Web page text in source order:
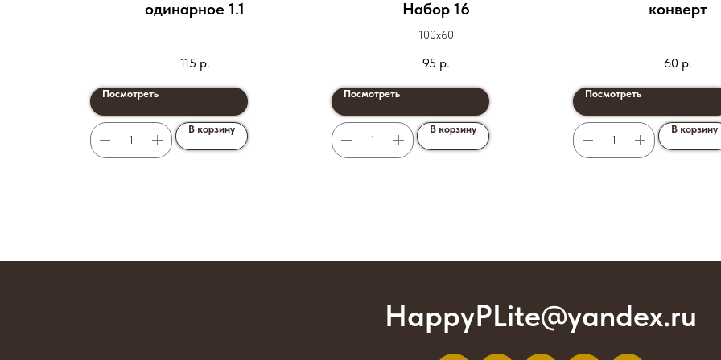
одинарное 1.1
115 р.
Посмотреть
В корзину
Набор 16
100х60
95 р.
Посмотреть
В корзину
конверт
60 р.
Посмотреть
В корзину
HappyPLite@yandex.ru